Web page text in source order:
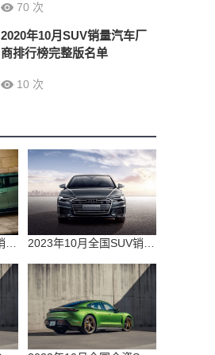
70 次
2020年10月SUV销量汽车厂
商排行榜完整版名单
10 次